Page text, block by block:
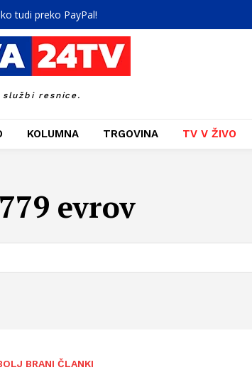
tudi preko PayPal!
službi resnice.
KOLUMNA TRGOVINA TV V ŽIVO
evrov
BRANI ČLANKI